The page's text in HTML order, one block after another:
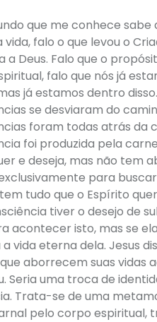
que me conhece
vida, falo o que levou o
a Deus. Falo que o
falo que nós já
já estamos dentro
se desviaram do
foram todas atrás da
foi produzida pela
e deseja, mas não tem
para
tudo que o Espírito
tiver o desejo de
acontecer isto, mas se
vida eterna dela. Jesus
aborrecem suas vidas
Seria uma troca de
Trata-se de uma
pelo corpo espiritual,